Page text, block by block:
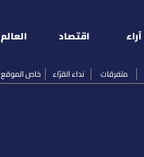
متفرقات نداء القرّاء خاص الموقع
آراء اقتصاد العالم